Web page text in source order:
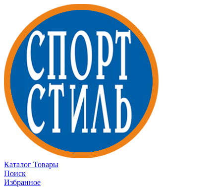
Каталог Товары
Поиск
Избранное